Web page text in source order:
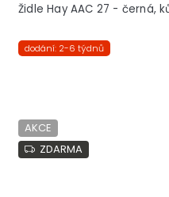
Židle Hay AAC 27 - černá,
dodání: 2-6 týdnů
AKCE
ZDARMA